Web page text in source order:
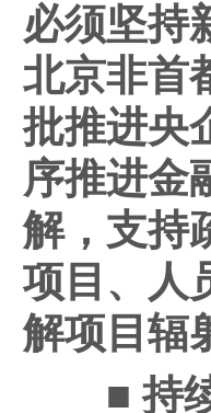
必须坚持
北京非首
批推进央
序推进金
解，支持
项目、人
解项目辐
■ 持续